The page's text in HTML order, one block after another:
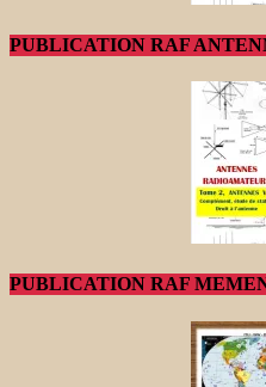
PUBLICATION RAF
PUBLICATION RAF